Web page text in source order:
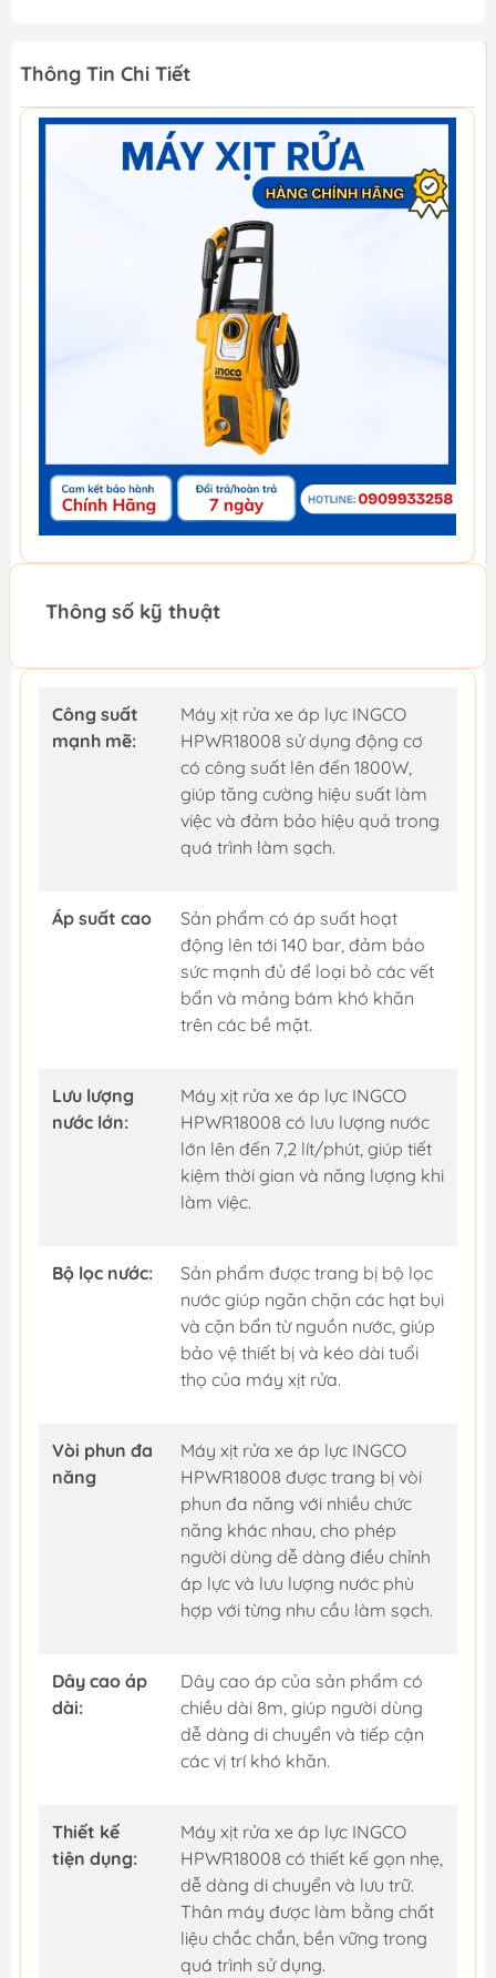
Thông Tin Chi Tiết
Thông số kỹ thuật
Công suất
mạnh mẽ:
Máy xịt rửa xe áp lực INGCO
HPWR18008 sử dụng động cơ
có công suất lên đến 1800W,
giúp tăng cường hiệu suất làm
việc và đảm bảo hiệu quả trong
quá trình làm sạch.
Áp suất cao
Sản phẩm có áp suất hoạt
động lên tới 140 bar, đảm bảo
sức mạnh đủ để loại bỏ các vết
bẩn và mảng bám khó khăn
trên các bề mặt.
Lưu lượng
nước lớn:
Máy xịt rửa xe áp lực INGCO
HPWR18008 có lưu lượng nước
lớn lên đến 7,2 lít/phút, giúp tiết
kiệm thời gian và năng lượng khi
làm việc.
Bộ lọc nước:
Sản phẩm được trang bị bộ lọc
nước giúp ngăn chặn các hạt bụi
và cặn bẩn từ nguồn nước, giúp
bảo vệ thiết bị và kéo dài tuổi
thọ của máy xịt rửa.
Vòi phun đa
năng
Máy xịt rửa xe áp lực INGCO
HPWR18008 được trang bị vòi
phun đa năng với nhiều chức
năng khác nhau, cho phép
người dùng dễ dàng điều chỉnh
áp lực và lưu lượng nước phù
hợp với từng nhu cầu làm sạch.
Dây cao áp
dài:
Dây cao áp của sản phẩm có
chiều dài 8m, giúp người dùng
dễ dàng di chuyển và tiếp cận
các vị trí khó khăn.
Thiết kế
tiện dụng:
Máy xịt rửa xe áp lực INGCO
HPWR18008 có thiết kế gọn nhẹ,
dễ dàng di chuyển và lưu trữ.
Thân máy được làm bằng chất
liệu chắc chắn, bền vững trong
quá trình sử dụng.